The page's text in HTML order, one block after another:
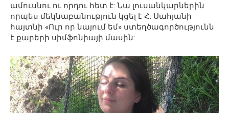
ամուսնու ու որդու հետ է: Նա լուսանկարներին
որպես մեկնաբանություն կցել է Հ. Սահյանի
հայտնի «Ուր որ նայում եմ» ստեղծագործությունն
է քարերի սիմֆոնիայի մասին: